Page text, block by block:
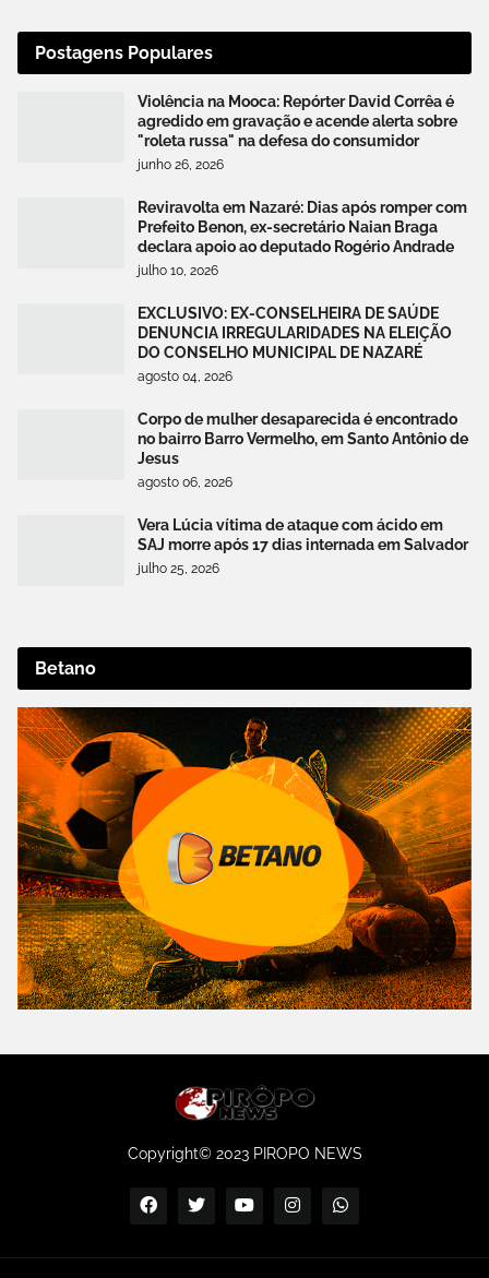
Postagens Populares
Violência na Mooca: Repórter David Corrêa é
agredido em gravação e acende alerta sobre
"roleta russa" na defesa do consumidor
junho 26, 2026
Reviravolta em Nazaré: Dias após romper com
Prefeito Benon, ex-secretário Naian Braga
declara apoio ao deputado Rogério Andrade
julho 10, 2026
EXCLUSIVO: EX-CONSELHEIRA DE SAÚDE
DENUNCIA IRREGULARIDADES NA ELEIÇÃO
DO CONSELHO MUNICIPAL DE NAZARÉ
agosto 04, 2026
Corpo de mulher desaparecida é encontrado
no bairro Barro Vermelho, em Santo Antônio de
Jesus
agosto 06, 2026
Vera Lúcia vítima de ataque com ácido em
SAJ morre após 17 dias internada em Salvador
julho 25, 2026
Betano
Copyright© 2023 PIROPO NEWS